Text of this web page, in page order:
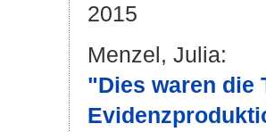
2015
Menzel, Julia:
"Dies waren die